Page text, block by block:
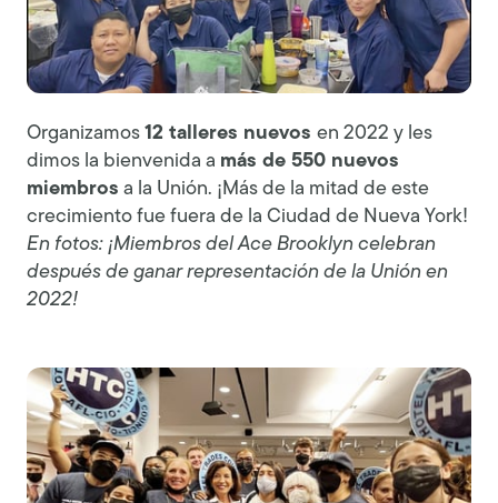
Organizamos 12 talleres nuevos en 2022 y les
dimos la bienvenida a más de 550 nuevos
miembros a la Unión. ¡Más de la mitad de este
crecimiento fue fuera de la Ciudad de Nueva York!
En fotos: ¡Miembros del Ace Brooklyn celebran
después de ganar representación de la Unión en
2022!